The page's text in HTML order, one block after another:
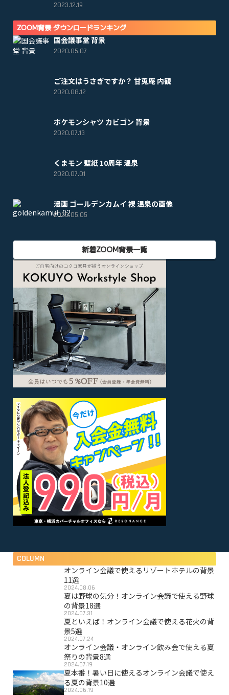
2023.12.19
ZOOM背景 ダウンロードランキング
国会議事堂 背景
2020.05.07
ご注文はうさぎですか？ 甘兎庵 内観
2020.08.12
ポケモンシャツ カビゴン 背景
2020.07.13
くまモン 壁紙 10周年 温泉
2020.07.01
漫画 ゴールデンカムイ 裸 温泉の画像
2020.05.05
新着ZOOM背景一覧
COLUMN
オンライン会議で使えるリゾートホテルの背景
11選
2024.08.06
夏は野球の気分！オンライン会議で使える野球
の背景18選
2024.07.31
夏といえば！オンライン会議で使える花火の背
景5選
2024.07.24
オンライン会議・オンライン飲み会で使える夏
祭りの背景8選
2024.07.19
夏本番！暑い日に使えるオンライン会議で使え
る夏の背景10選
2024.06.19